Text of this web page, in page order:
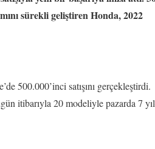
sürekli geliştiren Honda, 2022
500.000’inci satışını gerçekleştirdi.
itibarıyla 20 modeliyle pazarda 7